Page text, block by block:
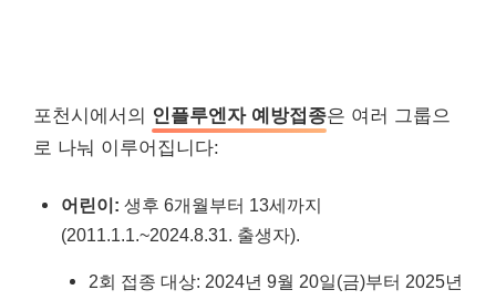
포천시에서의 인플루엔자 예방접종은 여러 그룹으
로 나눠 이루어집니다:
어린이: 생후 6개월부터 13세까지
(2011.1.1.~2024.8.31. 출생자).
2회 접종 대상: 2024년 9월 20일(금)부터 2025년